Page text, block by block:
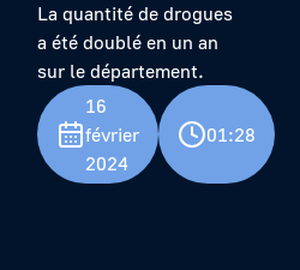
La quantité de drogues
a été doublé en un an
sur le département.
16
février
2024
01:28